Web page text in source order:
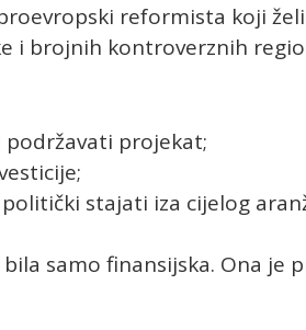
reformista koji
i brojnih kontroverznih
podržavati projekat;
stajati iza cijelog
samo finansijska. Ona